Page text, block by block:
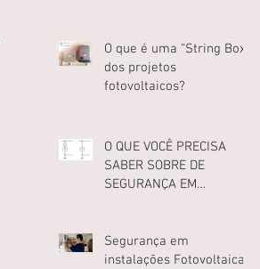
O que é uma “String Box”
dos projetos
fotovoltaicos?
O QUE VOCÊ PRECISA
SABER SOBRE DE
SEGURANÇA EM
Segurança em
instalações Fotovoltaicas